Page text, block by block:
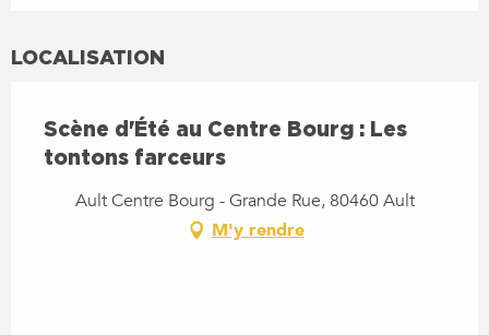
LOCALISATION
Scène d'Été au Centre Bourg : Les
tontons farceurs
Ault Centre Bourg - Grande Rue, 80460 Ault
M'y rendre